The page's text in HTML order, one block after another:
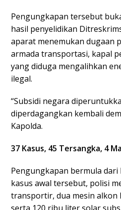
Pengungkapan tersebut
hasil penyelidikan
aparat menemukan dugaan
armada transportasi, kapal
yang diduga mengalihkan
ilegal.
“Subsidi negara
diperdagangkan kembali
Kapolda.
37 Kasus, 45 Tersangka, 4
Pengungkapan bermula dari
kasus awal tersebut, polisi
transportir, dua mesin alkon